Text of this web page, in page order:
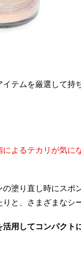
テムを厳選して持
よるテカリが気に
塗り直し時にスポ
と、さまざまなシ
用してコンパクト